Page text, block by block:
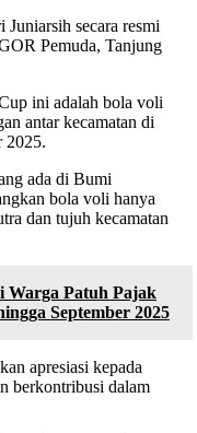
secara resmi
Pemuda, Tanjung
ini adalah bola voli
antar kecamatan di
2025.
ada di Bumi
bola voli hanya
dan tujuh kecamatan
Warga Patuh Pajak
September 2025
apresiasi kepada
berkontribusi dalam